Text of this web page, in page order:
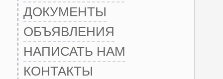
ДОКУМЕНТЫ
ОБЪЯВЛЕНИЯ
НАПИСАТЬ НАМ
КОНТАКТЫ